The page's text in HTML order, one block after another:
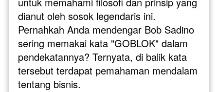
dianut oleh sosok legendaris ini.
Pernahkah Anda mendengar Bob Sadino
sering memakai kata "GOBLOK" dalam
pendekatannya? Ternyata, di balik kata
tersebut terdapat pemahaman mendalam
tentang bisnis.